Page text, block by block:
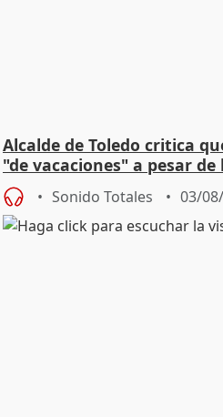
Alcalde de Toledo critica
"de vacaciones" a pesar
Sonido Totales 03/